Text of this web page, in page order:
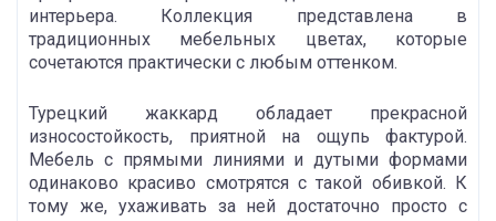
интерьера. Коллекция представлена в
традиционных мебельных цветах, которые
сочетаются практически с любым оттенком.
Турецкий жаккард обладает прекрасной
износостойкость, приятной на ощупь фактурой.
Мебель с прямыми линиями и дутыми формами
одинаково красиво смотрятся с такой обивкой. К
тому же, ухаживать за ней достаточно просто с